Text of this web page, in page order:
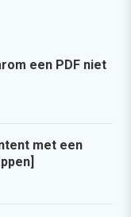
een PDF niet
met een